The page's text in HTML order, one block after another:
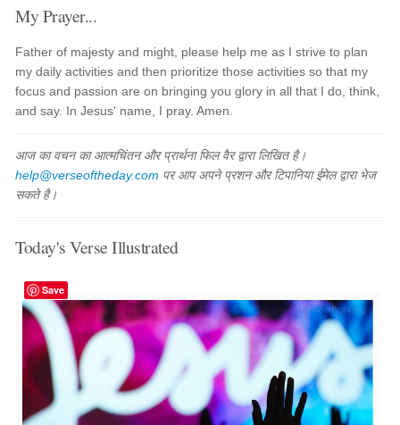
My Prayer...
Father of majesty and might, please help me as I strive to plan
my daily activities and then prioritize those activities so that my
focus and passion are on bringing you glory in all that I do, think,
and say. In Jesus' name, I pray. Amen.
आज का वचन का आत्मचिंतन और प्रार्थना फिल वैर द्वारा लिखित है।
help@verseoftheday.com पर आप अपने प्रशन और टिपानिया ईमेल द्वारा भेज
सकते है।
Today's Verse Illustrated
Save